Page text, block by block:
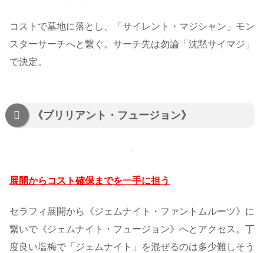
コストで墓地に落とし、「サイレント・マジシャン」モン
スターサーチへと繋ぐ。サーチ先は勿論「沈黙サイマジ」
で決定。
《ブリリアント・フュージョン》
展開からコスト確保までを一手に担う
セラフィ展開から《ジェムナイト・ファントムルーツ》に
繋いで《ジェムナイト・フュージョン》へとアクセス。丁
度良い塩梅で「ジェムナイト」を混ぜるのは多少難しそう